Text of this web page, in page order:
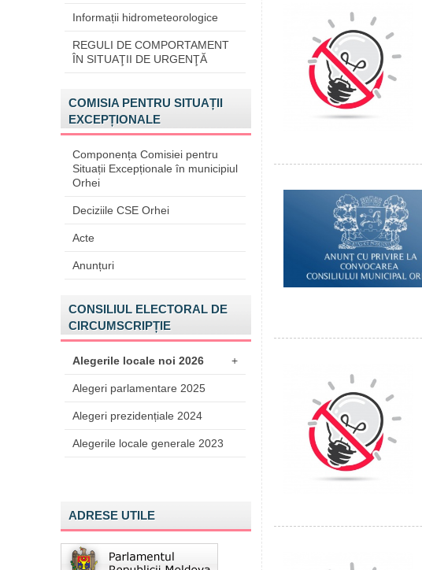
Informații hidrometeorologice
REGULI DE COMPORTAMENT
ÎN SITUAŢII DE URGENŢĂ
COMISIA PENTRU SITUAȚII
EXCEPȚIONALE
Componența Comisiei pentru
Situații Excepționale în municipiul
Orhei
Deciziile CSE Orhei
Acte
Anunțuri
CONSILIUL ELECTORAL DE
CIRCUMSCRIPȚIE
Alegerile locale noi 2026 +
Alegeri parlamentare 2025
Alegeri prezidențiale 2024
Alegerile locale generale 2023
ADRESE UTILE